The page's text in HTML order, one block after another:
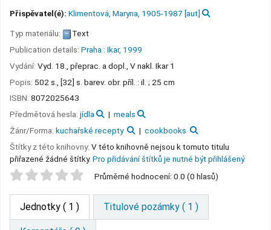
Přispěvatel(é): Klimentová, Maryna, 1905-1987 [aut]
Typ materiálu:
Text
Publication details: Praha : Ikar, 1999
Vydání: Vyd. 18., přeprac. a dopl., V nakl. Ikar 1
Popis: 502 s., [32] s. barev. obr. příl. : il. ; 25 cm
ISBN: 8072025643
Předmětová hesla: jídla
meals
Žánr/Forma: kuchařské recepty
cookbooks
Štítky z této knihovny: V této knihovně nejsou k tomuto titulu
přiřazené žádné štítky. Pro přidávání štítků je nutné být přihlášený.
Star ratings Průměrné hodnocení: 0.0 (0 hlasů)
Jednotky ( 1 ) Titulové pozámky ( 1 )